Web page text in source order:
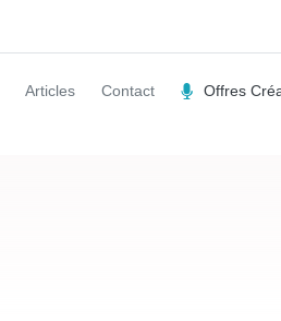
Articles Contact Offres